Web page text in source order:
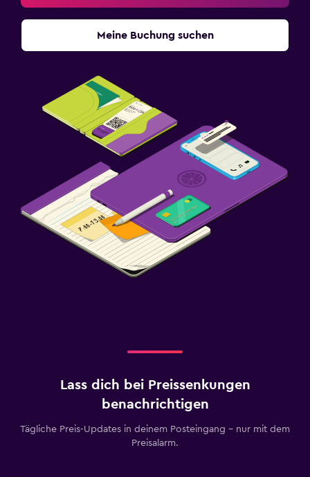
Meine Buchung suchen
Lass dich bei Preissenkungen
benachrichtigen
Tägliche Preis-Updates in deinem Posteingang – nur mit dem
Preisalarm.